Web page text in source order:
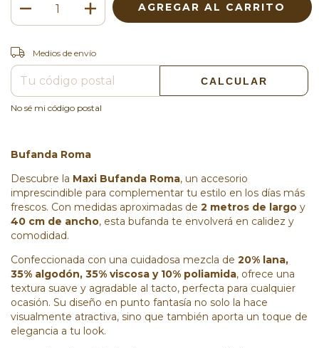
Entregas para el CP:
Medios de envío
CALCULAR
No sé mi código postal
Bufanda Roma
Descubre la Maxi Bufanda Roma, un accesorio
imprescindible para complementar tu estilo en los días más
frescos. Con medidas aproximadas de 2 metros de largo y
40 cm de ancho, esta bufanda te envolverá en calidez y
comodidad.
Confeccionada con una cuidadosa mezcla de 20% lana,
35% algodón, 35% viscosa y 10% poliamida, ofrece una
textura suave y agradable al tacto, perfecta para cualquier
ocasión. Su diseño en punto fantasía no solo la hace
visualmente atractiva, sino que también aporta un toque de
elegancia a tu look.